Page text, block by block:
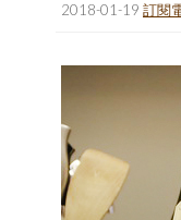
2018-01-19 訂閱